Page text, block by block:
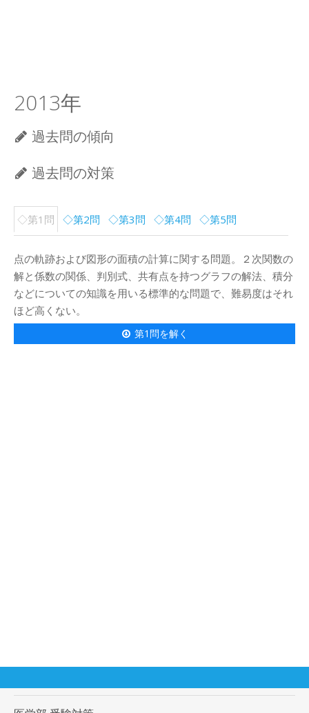
2013年
過去問の傾向
過去問の対策
◇第1問 ◇第2問 ◇第3問 ◇第4問 ◇第5問
点の軌跡および図形の面積の計算に関する問題。２次関数の
解と係数の関係、判別式、共有点を持つグラフの解法、積分
などについての知識を用いる標準的な問題で、難易度はそれ
ほど高くない。
第1問を解く